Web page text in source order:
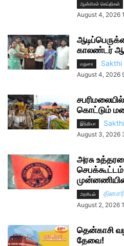
ஆன்மிகச் செய்திகள்
August 4, 2026
காலண்டர்
மதுரை Sakthi
August 4, 2026
சபரிமலையில்
கொட்டும்
இந்தியா
August 3, 2026
அரசு
அரசியல்
August 2, 2026
தென்காசி
தேவை!